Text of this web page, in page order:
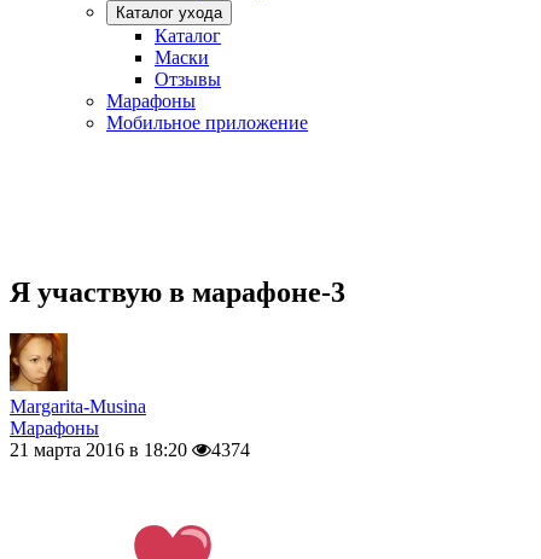
Каталог ухода
Каталог
Маски
Отзывы
Марафоны
Мобильное приложение
Я участвую в марафоне-3
Margarita-Musina
Марафоны
21 марта 2016 в 18:20
4374